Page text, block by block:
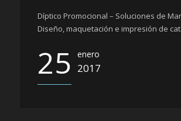
Díptico Promocional – Soluciones de
Diseño, maquetación e impresión de
25 enero
2017